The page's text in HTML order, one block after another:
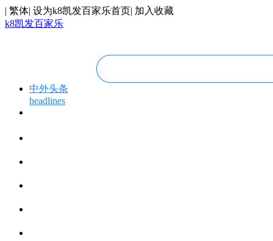
| 繁体| 设为k8凯发百家乐首页| 加入收藏
k8凯发百家乐
中外头条
headlines